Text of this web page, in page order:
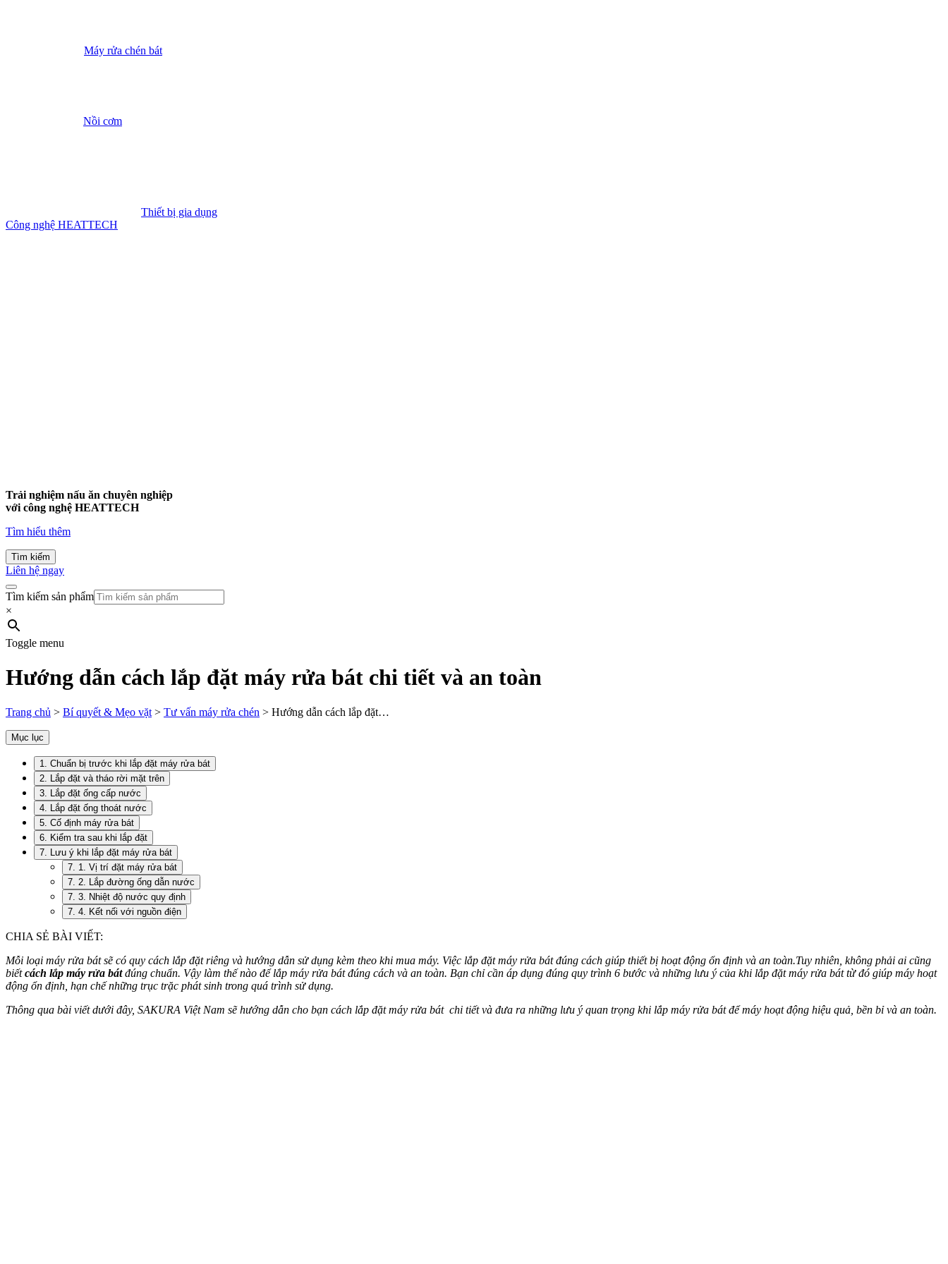
Máy rửa chén bát
Nồi cơm
Thiết bị gia dụng
Công nghệ HEATTECH
Trải nghiệm nấu ăn chuyên nghiệp
với công nghệ HEATTECH
Tìm hiểu thêm
Tìm kiếm
Liên hệ ngay
Tìm kiếm sản phẩm
×
Toggle menu
Hướng dẫn cách lắp đặt máy rửa bát chi tiết và an toàn
Trang chủ > Bí quyết & Mẹo vặt > Tư vấn máy rửa chén > Hướng dẫn cách lắp đặt…
Mục lục
1. Chuẩn bị trước khi lắp đặt máy rửa bát
2. Lắp đặt và tháo rời mặt trên
3. Lắp đặt ống cấp nước
4. Lắp đặt ống thoát nước
5. Cố định máy rửa bát
6. Kiểm tra sau khi lắp đặt
7. Lưu ý khi lắp đặt máy rửa bát
7. 1. Vị trí đặt máy rửa bát
7. 2. Lắp đường ống dẫn nước
7. 3. Nhiệt độ nước quy định
7. 4. Kết nối với nguồn điện
CHIA SẺ BÀI VIẾT:
Mỗi loại máy rửa bát sẽ có quy cách lắp đặt riêng và hướng dẫn sử dụng kèm theo khi mua máy. Việc lắp đặt máy rửa bát đúng cách giúp thiết bị hoạt động ổn định và an toàn.Tuy nhiên, không phải ai cũng
biếtcách lắp máy rửa bátđúng chuẩn. Vậy làm thế nào để lắp máy rửa bát đúng cách và an toàn. Bạn chỉ cần áp dụng đúng quy trình 6 bước và những lưu ý của khi lắp đặt máy rửa bát từ đó giúp máy hoạt
động ổn định, hạn chế những trục trặc phát sinh trong quá trình sử dụng.
Thông qua bài viết dưới đây, SAKURA Việt Nam sẽ hướng dẫn cho bạn cách lắp đặt máy rửa bát chi tiết và đưa ra những lưu ý quan trọng khi lắp máy rửa bát để máy hoạt động hiệu quả, bền bỉ và an toàn.